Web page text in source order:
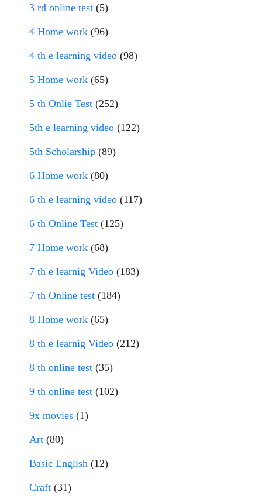
3 rd online test (5)
4 Home work (96)
4 th e learning video (98)
5 Home work (65)
5 th Onlie Test (252)
5th e learning video (122)
5th Scholarship (89)
6 Home work (80)
6 th e learning video (117)
6 th Online Test (125)
7 Home work (68)
7 th e learnig Video (183)
7 th Online test (184)
8 Home work (65)
8 th e learnig Video (212)
8 th online test (35)
9 th online test (102)
9x movies (1)
Art (80)
Basic English (12)
Craft (31)